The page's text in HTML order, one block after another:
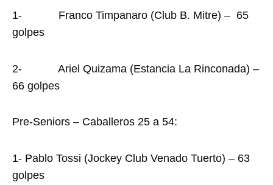
1- Franco Timpanaro (Club B. Mitre) – 65
golpes
2- Ariel Quizama (Estancia La Rinconada) –
66 golpes
Pre-Seniors – Caballeros 25 a 54:
1- Pablo Tossi (Jockey Club Venado Tuerto) – 63
golpes